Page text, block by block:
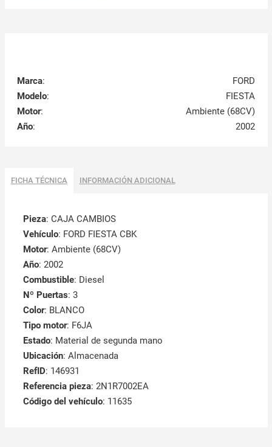
Marca:
FORD
Modelo:
FIESTA
Motor:
Ambiente (68CV)
Año: 2002
FICHA TÉCNICA INFORMACIÓN ADICIONAL
Pieza: CAJA CAMBIOS
Vehículo: FORD FIESTA CBK
Motor: Ambiente (68CV)
Año: 2002
Combustible: Diesel
Nº Puertas: 3
Color: BLANCO
Tipo motor: F6JA
Estado: Material de segunda mano
Ubicación: Almacenada
RefID: 146931
Referencia pieza: 2N1R7002EA
Código del vehículo: 11635